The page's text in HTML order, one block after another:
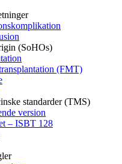
(SoHOs)
(FMT)
standarder (TMS)
version
– ISBT 128